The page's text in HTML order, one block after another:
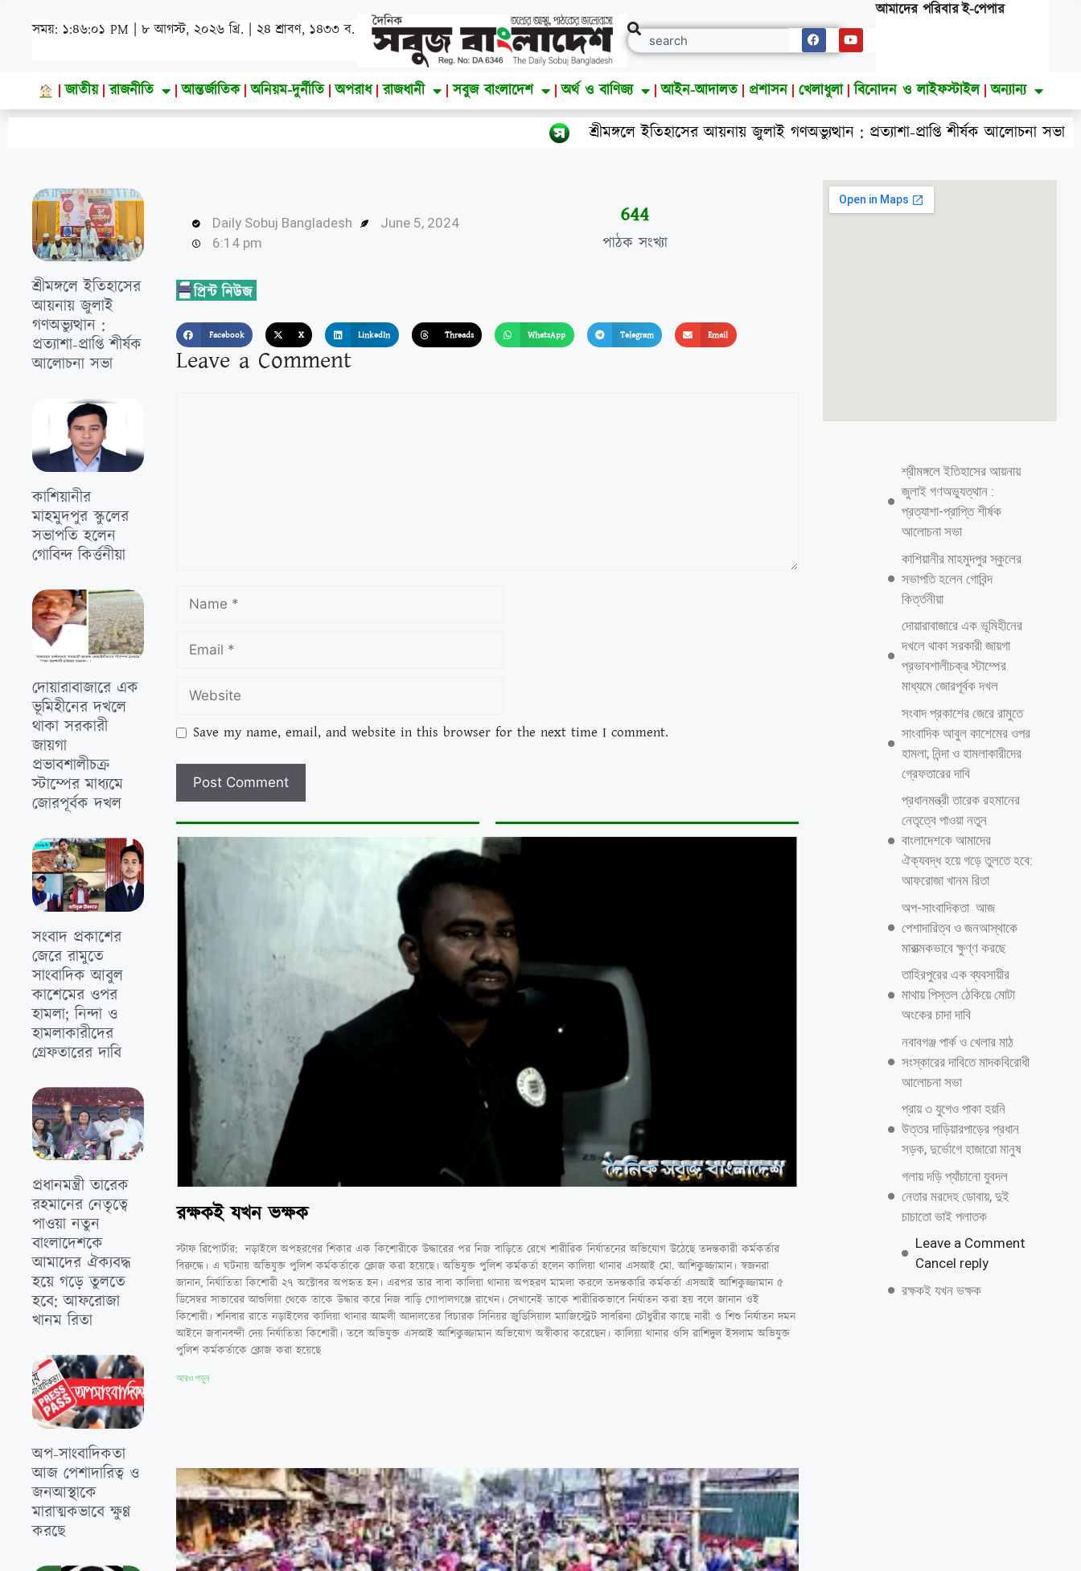
সময়: ১:৪৬:০৩ PM | ৮ আগস্ট, ২০২৬ খ্রি. | ২৪ শ্রাবণ, ১৪৩৩ ব.
আমাদের পরিবারই-পেপার
জাতীয় রাজনীতি আন্তর্জাতিক অনিয়ম-দুর্নীতি অপরাধ রাজধানী সবুজ বাংলাদেশ অর্থ ও বাণিজ্য আইন-আদালত প্রশাসন খেলাধুলা বিনোদন ও লাইফস্টাইল অন্যান্য
শ্রীমঙ্গলে ইতিহাসের আয়নায় জুলাই গণঅভ্যুত্থান : প্রত্যাশা-প্রাপ্তি শীর্ষক আলোচনা সভা
শ্রীমঙ্গলে ইতিহাসের
আয়নায় জুলাই
গণঅভ্যুত্থান :
প্রত্যাশা-প্রাপ্তি শীর্ষক
আলোচনা সভা
কাশিয়ানীর
মাহমুদপুর স্কুলের
সভাপতি হলেন
গোবিন্দ কির্ত্তনীয়া
দোয়ারাবাজারে এক
ভূমিহীনের দখলে
থাকা সরকারী
জায়গা
প্রভাবশালীচক্র
স্টাম্পের মাধ্যমে
জোরপূর্বক দখল
সংবাদ প্রকাশের
জেরে রামুতে
সাংবাদিক আবুল
কাশেমের ওপর
হামলা; নিন্দা ও
হামলাকারীদের
গ্রেফতারের দাবি
প্রধানমন্ত্রী তারেক
রহমানের নেতৃত্বে
পাওয়া নতুন
বাংলাদেশকে
আমাদের ঐক্যবদ্ধ
হয়ে গড়ে তুলতে
হবে: আফরোজা
খানম রিতা
অপ-সাংবাদিকতা
আজ পেশাদারিত্ব ও
জনআস্থাকে
মারাত্মকভাবে ক্ষুণ্ণ
করছে
Daily Sobuj Bangladesh
June 5, 2024
6:14 pm
পাঠক সংখ্যা
647
Facebook X LinkedIn Threads WhatsApp Telegram Email
Leave a Comment
Save my name, email, and website in this browser for the next time I comment.
রক্ষকই যখন ভক্ষক
স্টাফ রিপোর্টার: নড়াইলে অপহরণের শিকার এক কিশোরীকে উদ্ধারের পর নিজ বাড়িতে রেখে শারীরিক নির্যাতনের অভিযোগ উঠেছে তদন্তকারী কর্মকর্তার
বিরুদ্ধে। এ ঘটনায় অভিযুক্ত পুলিশ কর্মকর্তাকে ক্লোজ করা হয়েছে। অভিযুক্ত পুলিশ কর্মকর্তা হলেন কালিয়া থানার এসআই মো. আশিকুজ্জামান। স্বজনরা
জানান, নির্যাতিতা কিশোরী ২৭ অক্টোবর অপহৃত হন। এরপর তার বাবা কালিয়া থানায় অপহরণ মামলা করলে তদন্তকারি কর্মকর্তা এসআই আশিকুজ্জামান ৫
ডিসেম্বর সাভারের আশুলিয়া থেকে তাকে উদ্ধার করে নিজ বাড়ি গোপালগঞ্জে রাখেন। সেখানেই তাকে শারীরিকভাবে নির্যাতন করা হয় বলে জানান ওই
কিশোরী। শনিবার রাতে নড়াইলের কালিয়া থানার আমলী আদালতের বিচারক সিনিয়র জুডিসিয়াল ম্যাজিস্ট্রেট সাবরিনা চৌধুরীর কাছে নারী ও শিশু নির্যাতন দমন
আইনে জবানবন্দী দেয় নির্যাতিতা কিশোরী। তবে অভিযুক্ত এসআই আশিকুজ্জামান অভিযোগ অস্বীকার করেছেন। কালিয়া থানার ওসি রাশিদুল ইসলাম অভিযুক্ত
পুলিশ কর্মকর্তাকে ক্লোজ করা হয়েছে
আরও পড়ুন
শ্রীমঙ্গলে ইতিহাসের আয়নায়
জুলাই গণঅভ্যুত্থান :
প্রত্যাশা-প্রাপ্তি শীর্ষক
আলোচনা সভা
কাশিয়ানীর মাহমুদপুর স্কুলের
সভাপতি হলেন গোবিন্দ
কির্ত্তনীয়া
দোয়ারাবাজারে এক ভূমিহীনের
দখলে থাকা সরকারী জায়গা
প্রভাবশালীচক্র স্টাম্পের
মাধ্যমে জোরপূর্বক দখল
সংবাদ প্রকাশের জেরে রামুতে
সাংবাদিক আবুল কাশেমের ওপর
হামলা; নিন্দা ও হামলাকারীদের
গ্রেফতারের দাবি
প্রধানমন্ত্রী তারেক রহমানের
নেতৃত্বে পাওয়া নতুন
বাংলাদেশকে আমাদের
ঐক্যবদ্ধ হয়ে গড়ে তুলতে হবে:
আফরোজা খানম রিতা
অপ-সাংবাদিকতা আজ
পেশাদারিত্ব ও জনআস্থাকে
মারাত্মকভাবে ক্ষুণ্ণ করছে
তাহিরপুরের এক ব্যবসায়ীর
মাথায় পিস্তল ঠেকিয়ে মোটা
অংকের চাদা দাবি
নবাবগঞ্জ পার্ক ও খেলার মাঠ
সংস্কারের দাবিতে মাদকবিরোধী
আলোচনা সভা
প্রায় ৩ যুগেও পাকা হয়নি
উত্তর দাড়িয়ারপাড়ের প্রধান
সড়ক, দুর্ভোগে হাজারো মানুষ
গলায় দড়ি প্যাঁচানো যুবদল
নেতার মরদেহ ডোবায়, দুই
চাচাতো ভাই পলাতক
Leave a Comment
Cancel reply
রক্ষকই যখন ভক্ষক